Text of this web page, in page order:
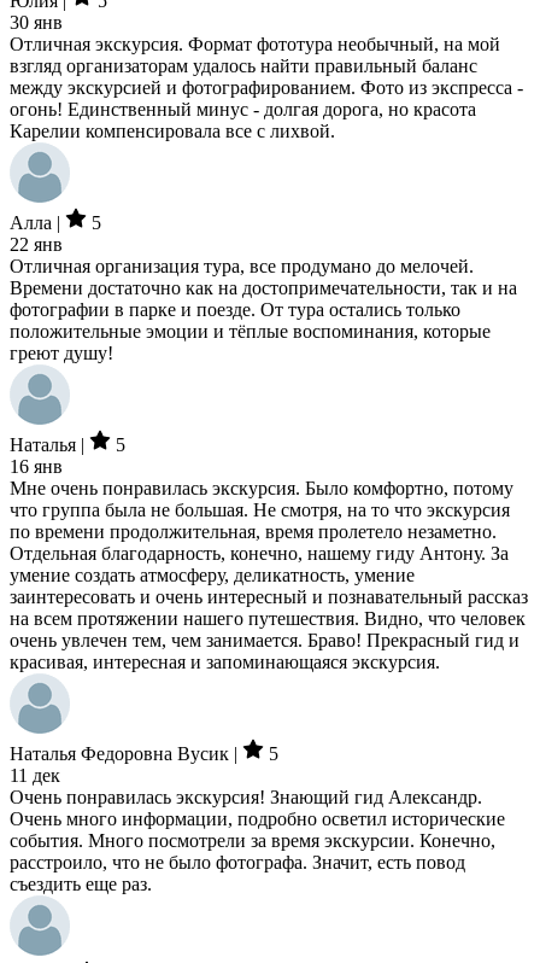
30 янв
Отличная экскурсия. Формат фототура необычный, на мой
взгляд организаторам удалось найти правильный баланс
между экскурсией и фотографированием. Фото из экспресса -
огонь! Единственный минус - долгая дорога, но красота
Карелии компенсировала все с лихвой.
Алла |
5
22 янв
Отличная организация тура, все продумано до мелочей.
Времени достаточно как на достопримечательности, так и на
фотографии в парке и поезде. От тура остались только
положительные эмоции и тёплые воспоминания, которые
греют душу!
Наталья |
5
16 янв
Мне очень понравилась экскурсия. Было комфортно, потому
что группа была не большая. Не смотря, на то что экскурсия
по времени продолжительная, время пролетело незаметно.
Отдельная благодарность, конечно, нашему гиду Антону. За
умение создать атмосферу, деликатность, умение
заинтересовать и очень интересный и познавательный рассказ
на всем протяжении нашего путешествия. Видно, что человек
очень увлечен тем, чем занимается. Браво! Прекрасный гид и
красивая, интересная и запоминающаяся экскурсия.
Наталья Федоровна Вусик |
5
11 дек
Очень понравилась экскурсия! Знающий гид Александр.
Очень много информации, подробно осветил исторические
события. Много посмотрели за время экскурсии. Конечно,
расстроило, что не было фотографа. Значит, есть повод
съездить еще раз.